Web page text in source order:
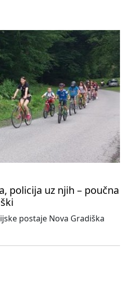
policija uz njih – poučna
postaje Nova Gradiška